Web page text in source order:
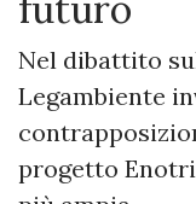
Nel dibattito
Legambiente
progetto